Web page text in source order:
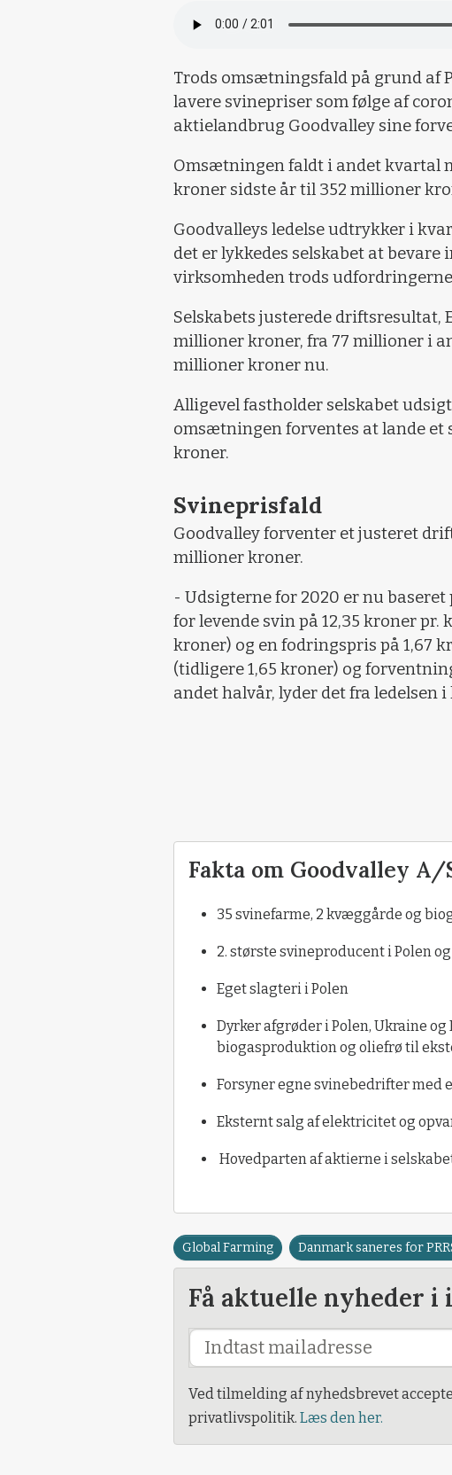
Trods omsætningsfald på grund af
lavere svinepriser som følge af
aktielandbrug Goodvalley sine
Omsætningen faldt i andet kvartal
kroner sidste år til 352 millioner
Goodvalleys ledelse udtrykker i
det er lykkedes selskabet at
virksomheden trods
Selskabets justerede driftsresultat,
millioner kroner, fra 77 millioner i
millioner kroner nu.
Alligevel fastholder selskabet
omsætningen forventes at lande et
kroner.
Svineprisfald
Goodvalley forventer et justeret
millioner kroner.
- Udsigterne for 2020 er nu
for levende svin på 12,35 kroner pr.
kroner) og en fodringspris på 1,67
(tidligere 1,65 kroner) og
andet halvår, lyder det fra ledelsen
Fakta om Goodvalley A/
35 svinefarme, 2 kvæggårde og
2. største svineproducent i Polen
Eget slagteri i Polen
Dyrker afgrøder i Polen, Ukraine
biogasproduktion og oliefrø til
Forsyner egne svinebedrifter med
Eksternt salg af elektricitet og
Hovedparten af aktierne i
Global Farming Danmark saneres for
Få aktuelle nyheder i
Ved tilmelding af nyhedsbrevet
privatlivspolitik. Læs den her.